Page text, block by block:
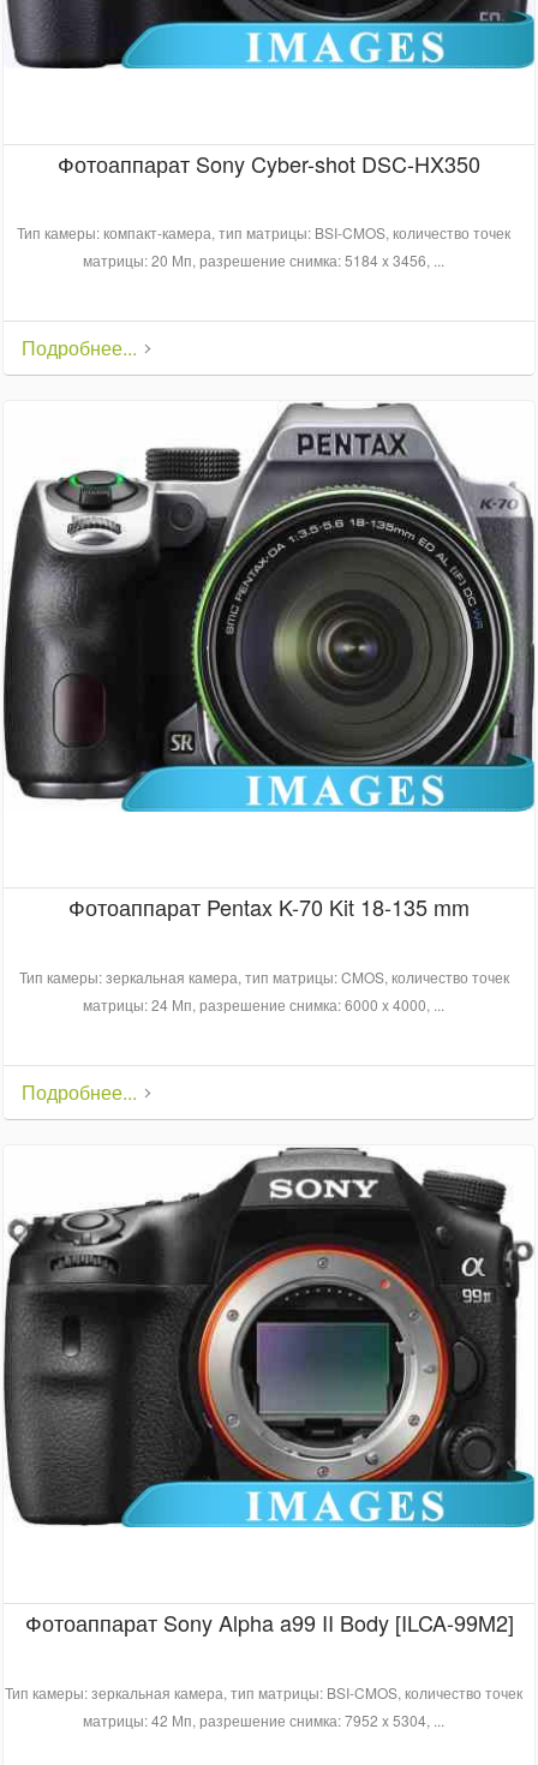
Фотоаппарат Sony Cyber-shot DSC-HX350
Тип камеры: компакт-камера, тип матрицы: BSI-CMOS, количество точек
матрицы: 20 Мп, разрешение снимка: 5184 x 3456, ...
Подробнее...
Фотоаппарат Pentax K-70 Kit 18-135 mm
Тип камеры: зеркальная камера, тип матрицы: CMOS, количество точек
матрицы: 24 Мп, разрешение снимка: 6000 x 4000, ...
Подробнее...
Фотоаппарат Sony Alpha a99 II Body [ILCA-99M2]
Тип камеры: зеркальная камера, тип матрицы: BSI-CMOS, количество точек
матрицы: 42 Мп, разрешение снимка: 7952 x 5304, ...